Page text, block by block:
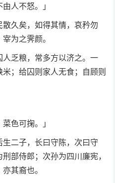
人不怒。」
久矣，如得其情，哀矜勿
为之霁颜。
乏粮，常多方以济之。一
；给囚则家人无食；自顾则
色可掬。」
二子，长曰守陈，次曰守
部侍郎；次孙为四川廉宪，
其裔也。